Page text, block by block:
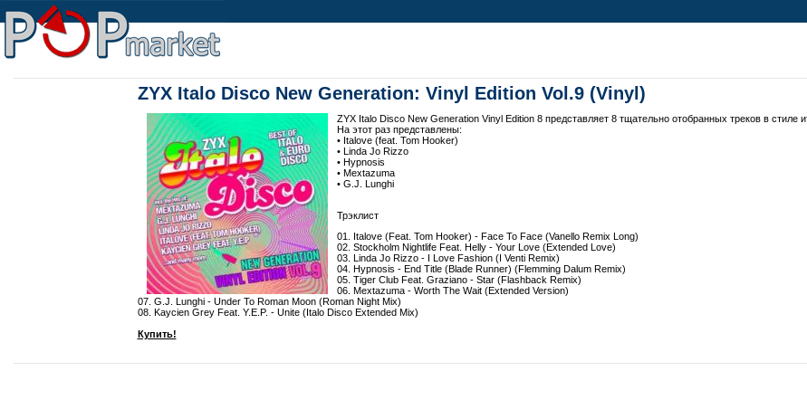
ZYX Italo Disco New Generation: Vinyl Edition Vol.9 (Vinyl)
ZYX Italo Disco New Generation Vinyl Edition 8 представляет 8 тщательно отобранных треков в стиле
На этот раз представлены:
• Italove (feat. Tom Hooker)
• Linda Jo Rizzo
• Hypnosis
• Mextazuma
• G.J. Lunghi
Трэклист
01. Italove (Feat. Tom Hooker) - Face To Face (Vanello Remix Long)
02. Stockholm Nightlife Feat. Helly - Your Love (Extended Love)
03. Linda Jo Rizzo - I Love Fashion (I Venti Remix)
04. Hypnosis - End Title (Blade Runner) (Flemming Dalum Remix)
05. Tiger Club Feat. Graziano - Star (Flashback Remix)
06. Mextazuma - Worth The Wait (Extended Version)
07. G.J. Lunghi - Under To Roman Moon (Roman Night Mix)
08. Kaycien Grey Feat. Y.E.P. - Unite (Italo Disco Extended Mix)
Купить!